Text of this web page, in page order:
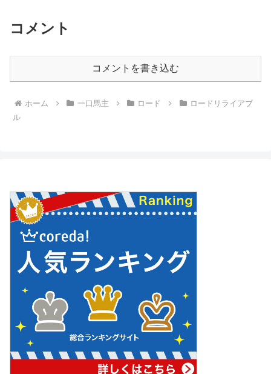
コメント
コメントを書き込む
ホーム 一口馬主 ロード
ロードリライアブ
ル